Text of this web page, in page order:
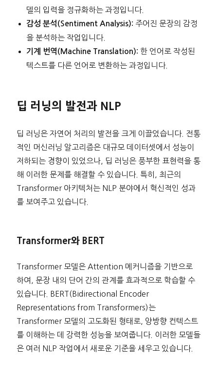
델의 입력을 정규화하는 과정입니다.
감성 분석(Sentiment Analysis): 주어진 문장의 감정
을 분석하는 작업입니다.
기계 번역(Machine Translation): 한 언어로 작성된
텍스트를 다른 언어로 변환하는 과정입니다.
딥 러닝의 발전과 NLP
딥 러닝은 자연어 처리의 발전을 크게 이끌었습니다. 전통
적인 머신러닝 알고리즘은 대규모 데이터셋에서 성능이
저하되는 경향이 있었으나, 딥 러닝은 풍부한 표현력을 통
해 이러한 문제를 해결할 수 있습니다. 특히, 최근의
Transformer 아키텍처는 NLP 분야에서 혁신적인 성과
를 보여주고 있습니다.
Transformer와 BERT
Transformer 모델은 Attention 메커니즘을 기반으로
하여, 문장 내의 단어 간의 관계를 효과적으로 학습할 수
있습니다. BERT(Bidirectional Encoder
Representations from Transformers)는
Transformer 모델의 고도화된 형태로, 양방향 컨텍스트
를 이해하는 데 강력한 성능을 보여줍니다. 이러한 모델들
은 여러 NLP 작업에서 새로운 기준을 세우고 있습니다.